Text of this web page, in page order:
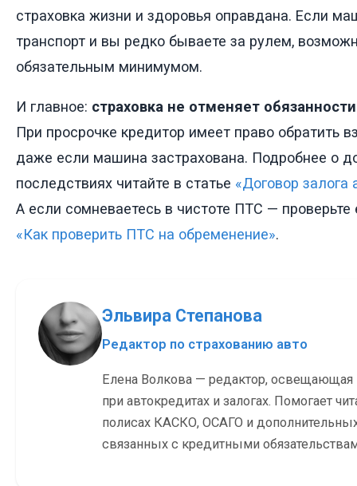
страховка жизни и здоровья оправдана. Если
транспорт и вы редко бываете за рулем,
обязательным минимумом.
И главное: страховка не отменяет
При просрочке кредитор имеет право обратить
даже если машина застрахована. Подробнее о
последствиях читайте в статье «Договор залога
А если сомневаетесь в чистоте ПТС — проверьте
«Как проверить ПТС на обременение».
Эльвира Степанова
Редактор по страхованию авто
Елена Волкова — редактор, освещающая
при автокредитах и залогах. Помогает
полисах КАСКО, ОСАГО и
связанных с кредитными